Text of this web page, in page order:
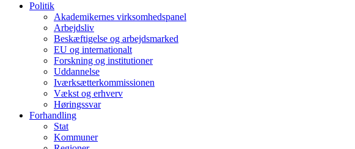
Politik
Akademikernes virksomhedspanel
Arbejdsliv
Beskæftigelse og arbejdsmarked
EU og internationalt
Forskning og institutioner
Uddannelse
Iværksætterkommissionen
Vækst og erhverv
Høringssvar
Forhandling
Stat
Kommuner